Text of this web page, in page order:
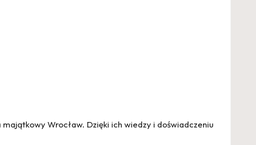
majątkowy Wrocław. Dzięki ich wiedzy i doświadczeniu